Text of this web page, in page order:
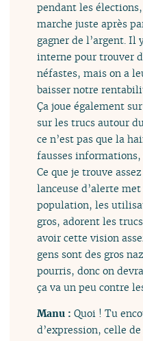
pendant les
marche juste après
gagner de l’argent. Il
interne pour trouver
néfastes, mais on a
baisser notre
Ça joue également
sur les trucs autour
ce n’est pas que la
fausses informations,
Ce que je trouve
lanceuse d’alerte
population, les
gros, adorent les
avoir cette vision
gens sont des gros
pourris, donc on
ça va un peu contre
Manu :Quoi ! Tu
d’expression, celle